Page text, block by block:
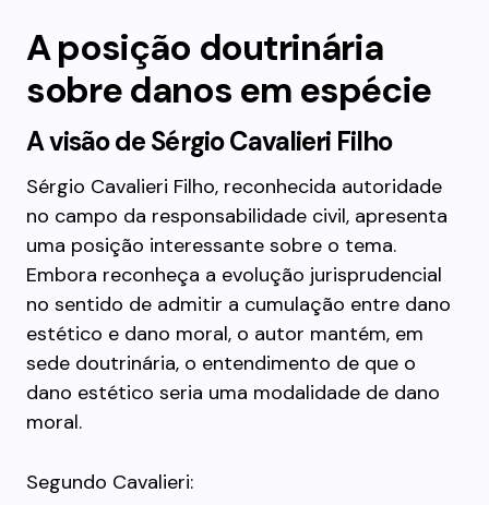
A posição doutrinária
sobre danos em espécie
A visão de Sérgio Cavalieri Filho
Sérgio Cavalieri Filho, reconhecida autoridade
no campo da responsabilidade civil, apresenta
uma posição interessante sobre o tema.
Embora reconheça a evolução jurisprudencial
no sentido de admitir a cumulação entre dano
estético e dano moral, o autor mantém, em
sede doutrinária, o entendimento de que o
dano estético seria uma modalidade de dano
moral.
Segundo Cavalieri: